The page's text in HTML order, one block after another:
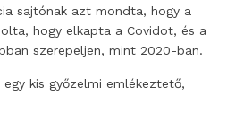
sajtónak azt mondta, hogy a
hogy elkapta a Covidot, és a
szerepeljen, mint 2020-ban.
egy kis győzelmi emlékeztető,